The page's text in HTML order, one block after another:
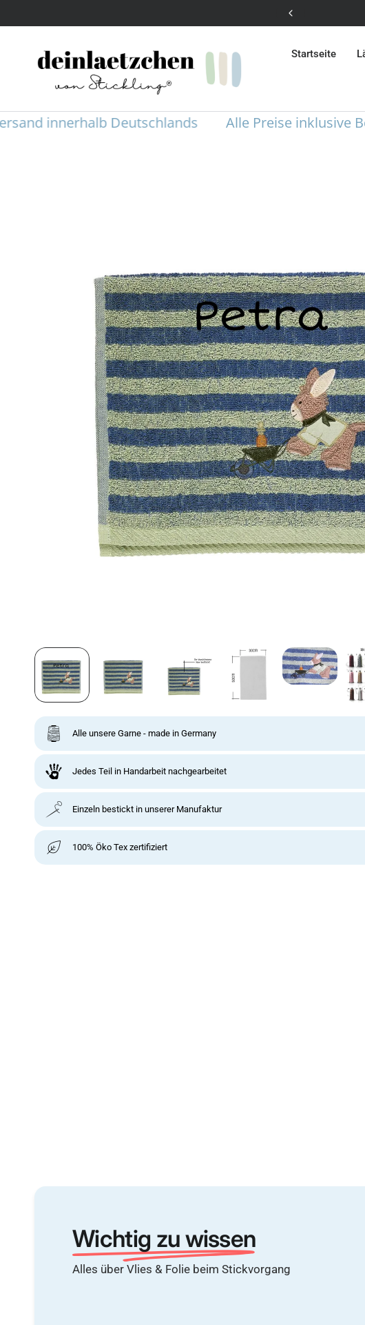
Startseite
innerhalb Deutschlands Alle Preise inklusive
Alle unsere Garne - made in Germany
Jedes Teil in Handarbeit nachgearbeitet
Einzeln bestickt in unserer Manufaktur
100% Öko Tex zertifiziert
Wichtig zu wissen
Alles über Vlies & Folie beim Stickvorgang